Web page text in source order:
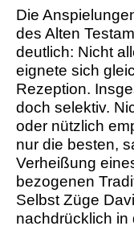
Die
des Alten
deutlich: Nicht
eignete sich
Rezeption.
doch selektiv.
oder nützlich
nur die besten,
Verheißung
bezogenen
Selbst Züge
nachdrücklich